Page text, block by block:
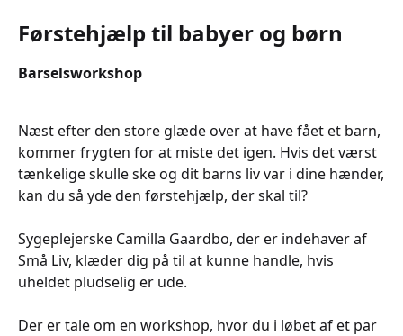
Førstehjælp til babyer og børn
Barselsworkshop
Næst efter den store glæde over at have fået et barn,
kommer frygten for at miste det igen. Hvis det værst
tænkelige skulle ske og dit barns liv var i dine hænder,
kan du så yde den førstehjælp, der skal til?
Sygeplejerske Camilla Gaardbo, der er indehaver af
Små Liv, klæder dig på til at kunne handle, hvis
uheldet pludselig er ude.
Der er tale om en workshop, hvor du i løbet af et par